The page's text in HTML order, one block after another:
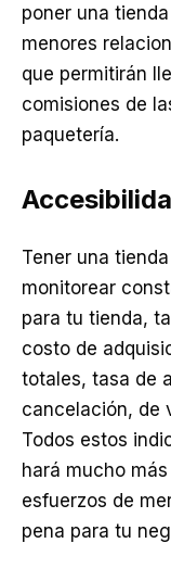
poner una
menores
que permitirán
comisiones de
paquetería.
Tener una
monitorear
para tu tienda,
costo de
totales, tasa de
cancelación, de
Todos estos
hará mucho
esfuerzos de
pena para tu